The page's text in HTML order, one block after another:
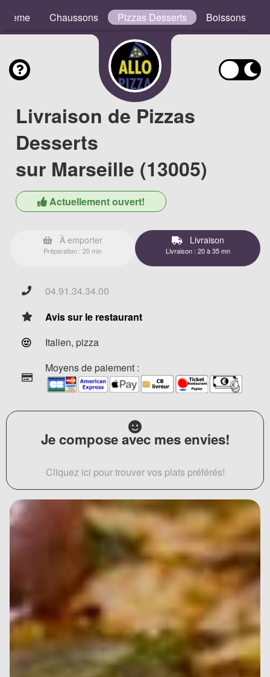
Chaussons Pizzas Desserts Boissons
Livraison de Pizzas
Desserts
sur Marseille (13005)
Actuellement ouvert!
À emporter
Préparation : 20 min
Livraison
Livraison : 20 à 35 mn
04.91.34.34.00
Avis sur le restaurant
Italien, pizza
Moyens de paiement :
Je compose avec mes envies!
Cliquez ici pour trouver vos plats préférés!